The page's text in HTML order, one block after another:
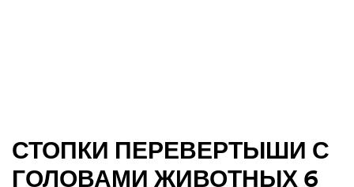
СТОПКИ ПЕРЕВЕРТЫШИ С
ГОЛОВАМИ ЖИВОТНЫХ 6